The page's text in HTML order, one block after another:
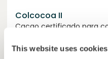
This website uses cookies
Colcocoa II
Cacao certificado para
Préstamo